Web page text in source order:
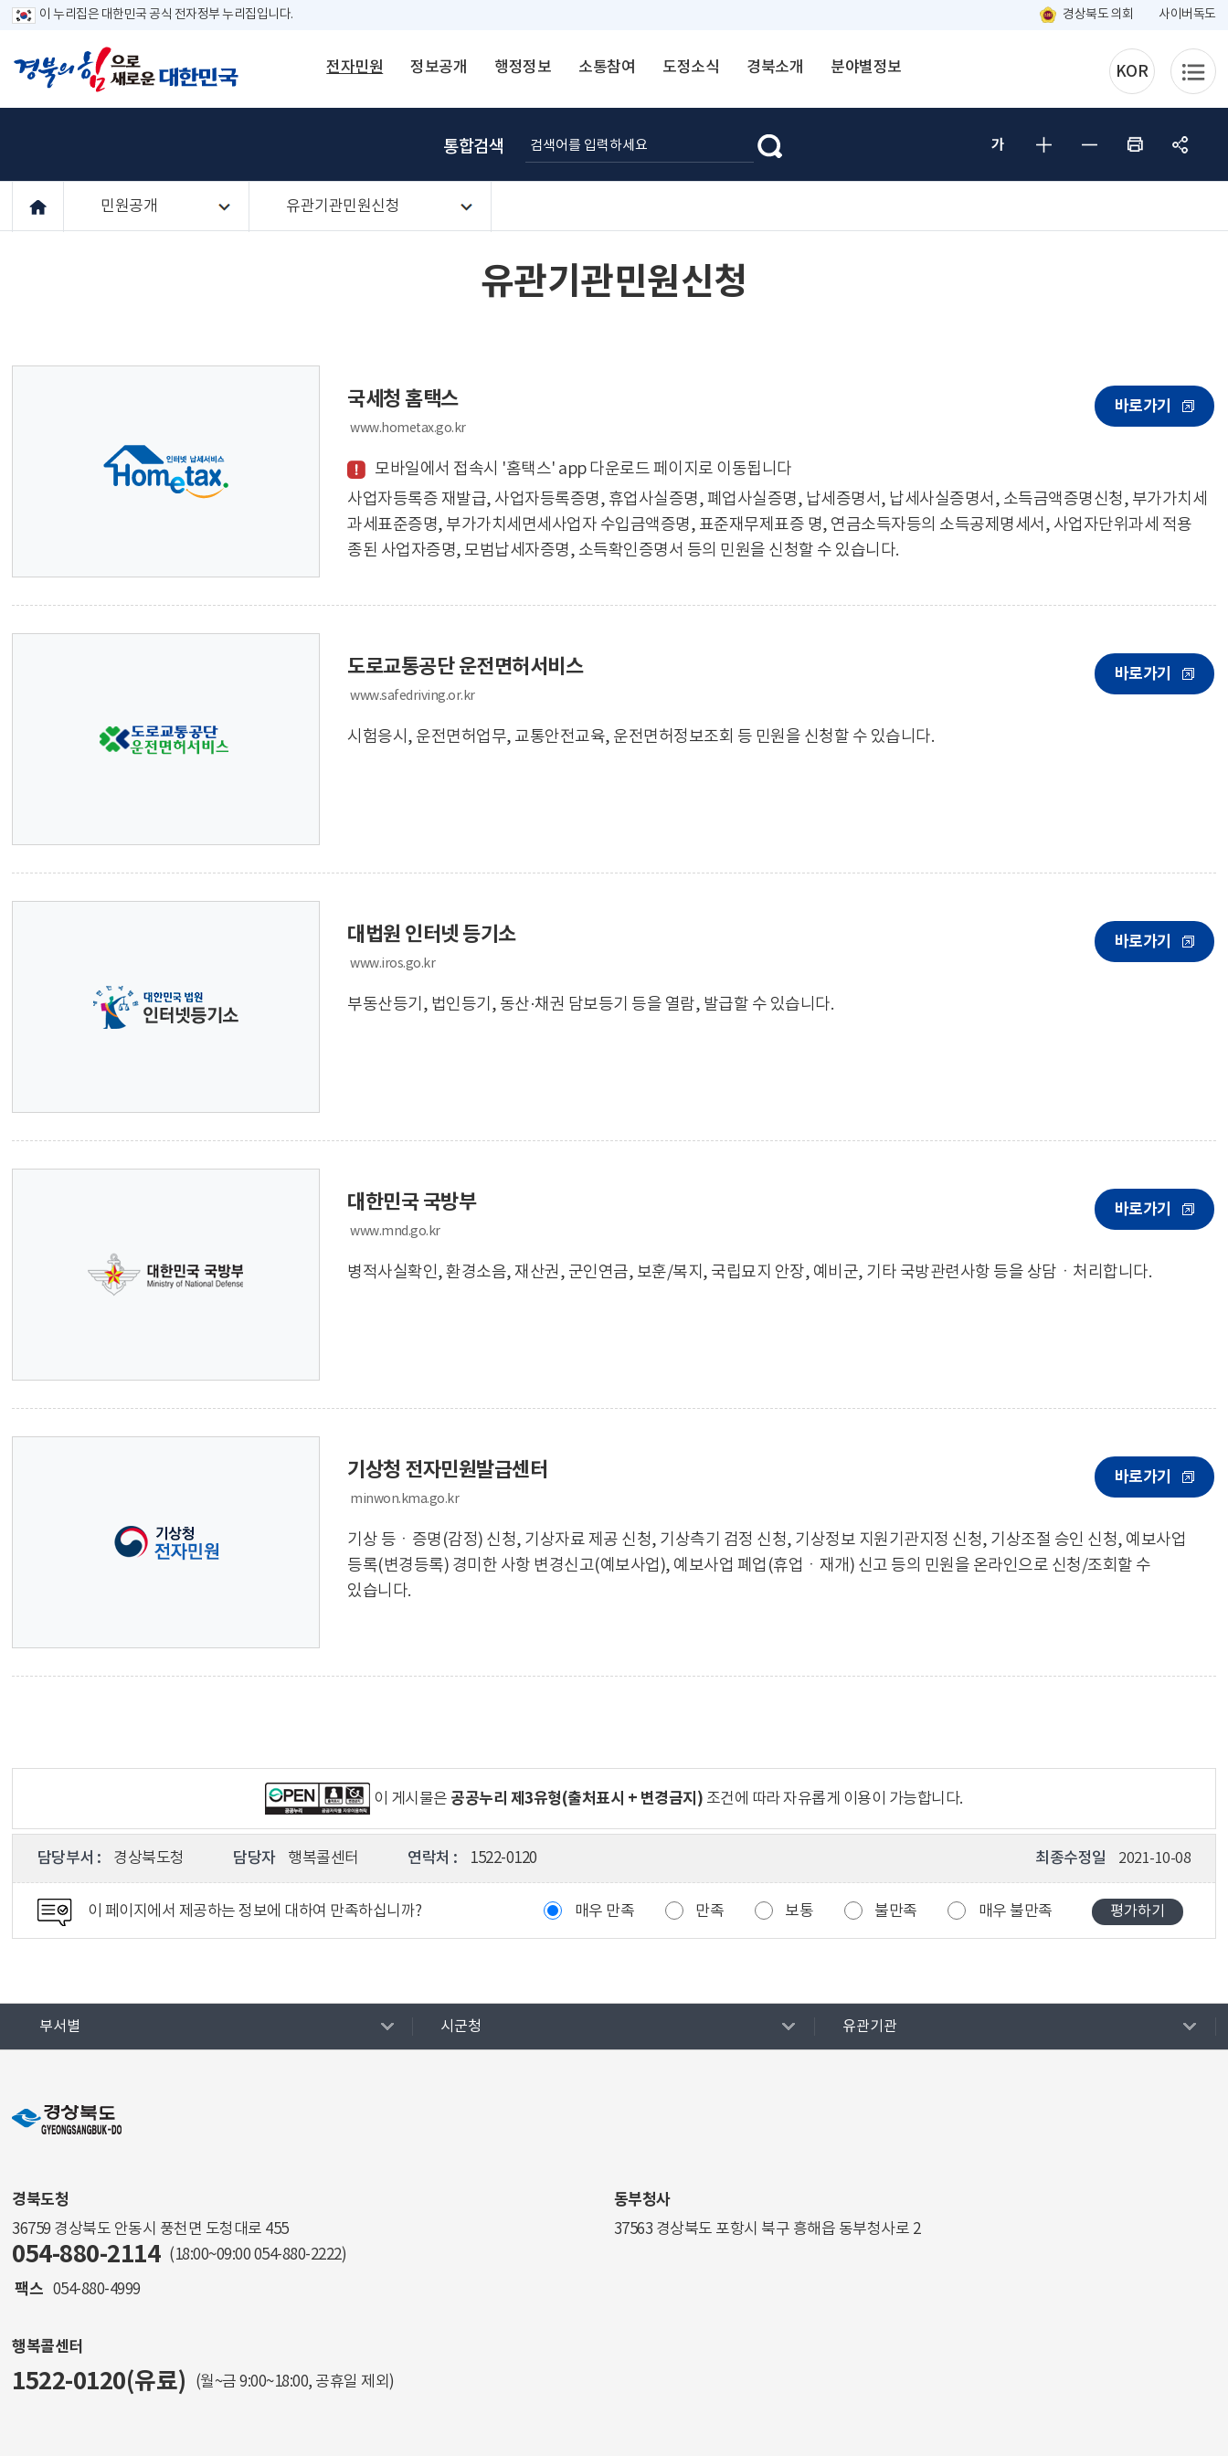
이 누리집은 대한민국 공식 전자정부 누리집입니다. 경상북도 의회 사이버독도
전자민원 정보공개 행정정보 소통참여 도정소식 경북소개 분야별정보 KOR
통합검색
민원공개 유관기관민원신청
유관기관민원신청
국세청 홈택스
www.hometax.go.kr
바로가기
모바일에서 접속시 '홈택스' app 다운로드 페이지로 이동됩니다
사업자등록증 재발급, 사업자등록증명, 휴업사실증명, 폐업사실증명, 납세증명서, 납세사실증명서, 소득금액증명신청, 부가가치세
과세표준증명, 부가가치세면세사업자 수입금액증명, 표준재무제표증 명, 연금소득자등의 소득공제명세서, 사업자단위과세 적용
종된 사업자증명, 모범납세자증명, 소득확인증명서 등의 민원을 신청할 수 있습니다.
도로교통공단 운전면허서비스
www.safedriving.or.kr
바로가기
시험응시, 운전면허업무, 교통안전교육, 운전면허정보조회 등 민원을 신청할 수 있습니다.
대법원 인터넷 등기소
www.iros.go.kr
바로가기
부동산등기, 법인등기, 동산·채권 담보등기 등을 열람, 발급할 수 있습니다.
대한민국 국방부
www.mnd.go.kr
바로가기
병적사실확인, 환경소음, 재산권, 군인연금, 보훈/복지, 국립묘지 안장, 예비군, 기타 국방관련사항 등을 상담ㆍ처리합니다.
기상청 전자민원발급센터
minwon.kma.go.kr
바로가기
기상 등ㆍ증명(감정) 신청, 기상자료 제공 신청, 기상측기 검정 신청, 기상정보 지원기관지정 신청, 기상조절 승인 신청, 예보사업
등록(변경등록) 경미한 사항 변경신고(예보사업), 예보사업 폐업(휴업ㆍ재개) 신고 등의 민원을 온라인으로 신청/조회할 수
있습니다.
이 게시물은 공공누리 제3유형(출처표시 + 변경금지) 조건에 따라 자유롭게 이용이 가능합니다.
담당부서 : 경상북도청 담당자 행복콜센터 연락처 : 1522-0120 최종수정일 2021-10-08
이 페이지에서 제공하는 정보에 대하여 만족하십니까? 매우 만족 만족 보통 불만족 매우 불만족
부서별 시군청 유관기관
경북도청
36759 경상북도 안동시 풍천면 도청대로 455
054-880-2114 (18:00~09:00 054-880-2222)
팩스 054-880-4999
동부청사
37563 경상북도 포항시 북구 흥해읍 동부청사로 2
행복콜센터
1522-0120(유료) (월~금 9:00~18:00, 공휴일 제외)